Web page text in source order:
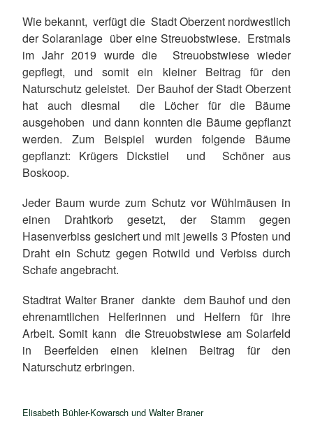
Wie bekannt, verfügt die Stadt Oberzent nordwestlich
der Solaranlage über eine Streuobstwiese. Erstmals
im Jahr 2019 wurde die Streuobstwiese wieder
gepflegt, und somit ein kleiner Beitrag für den
Naturschutz geleistet. Der Bauhof der Stadt Oberzent
hat auch diesmal die Löcher für die Bäume
ausgehoben und dann konnten die Bäume gepflanzt
werden. Zum Beispiel wurden folgende Bäume
gepflanzt: Krügers Dickstiel und Schöner aus
Boskoop.
Jeder Baum wurde zum Schutz vor Wühlmäusen in
einen Drahtkorb gesetzt, der Stamm gegen
Hasenverbiss gesichert und mit jeweils 3 Pfosten und
Draht ein Schutz gegen Rotwild und Verbiss durch
Schafe angebracht.
Stadtrat Walter Braner dankte dem Bauhof und den
ehrenamtlichen Helferinnen und Helfern für ihre
Arbeit. Somit kann die Streuobstwiese am Solarfeld
in Beerfelden einen kleinen Beitrag für den
Naturschutz erbringen.
Elisabeth Bühler-Kowarsch und Walter Braner